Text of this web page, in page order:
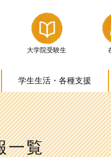
大学院受験生
学生生活・各種支援
一覧